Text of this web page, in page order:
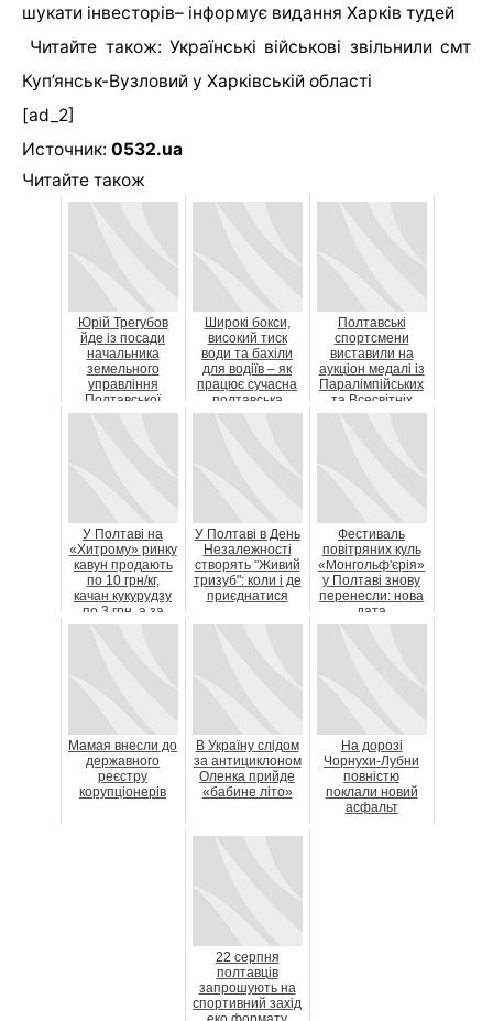
шукати інвесторів– інформує видання Харків тудей
Читайте також: Українські військові звільнили смт
Куп’янськ-Вузловий у Харківській області
[ad_2]
Источник: 0532.ua
Читайте також
Юрій Трегубов
йде із посади
начальника
земельного
управління
Полтавської
міської ради
Широкі бокси,
високий тиск
води та бахіли
для водіїв – як
працює сучасна
полтавська
автомийка «ВСІ
Полтавські
спортсмени
виставили на
аукціон медалі із
Паралімпійських
та Всесвітніх
ігор, щоб
У Полтаві на
«Хитрому» ринку
кавун продають
по 10 грн/кг,
качан кукурудзу
по 3 грн, а за
кілограм ка...
У Полтаві в День
Незалежності
створять "Живий
тризуб": коли і де
приєднатися
Фестиваль
повітряних куль
«Монгольф'єрія»
у Полтаві знову
перенесли: нова
дата
Мамая внесли до
державного
реєстру
корупціонерів
В Україну слідом
за антициклоном
Оленка прийде
«бабине літо»
На дорозі
Чорнухи-Лубни
повністю
поклали новий
асфальт
22 серпня
полтавців
запрошують на
спортивний захід